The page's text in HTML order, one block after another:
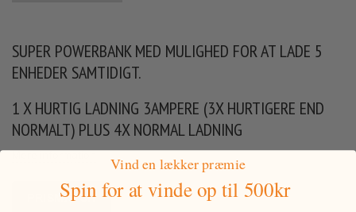
SUPER POWERBANK MED MULIGHED FOR AT LADE 5
ENHEDER SAMTIDIGT.
1 X HURTIG LADNING 3AMPERE (3X HURTIGERE END
NORMALT) PLUS 4X NORMAL LADNING
Mere information
PRISMATCH
Vind en lækker præmie
Spin for at vindeop til 500kr